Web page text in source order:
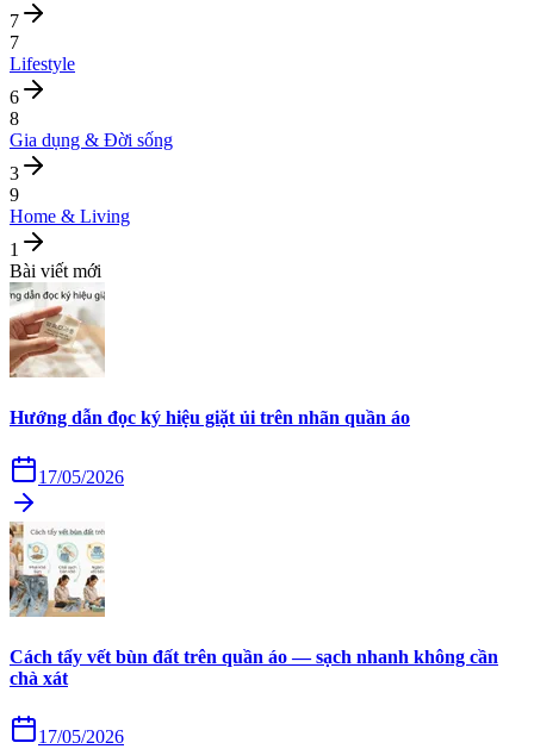
7
7
Lifestyle
6
8
Gia dụng & Đời sống
3
9
Home & Living
1
Bài viết mới
Hướng dẫn đọc ký hiệu giặt ủi trên nhãn quần áo
17/05/2026
Cách tẩy vết bùn đất trên quần áo — sạch nhanh không cần
chà xát
17/05/2026